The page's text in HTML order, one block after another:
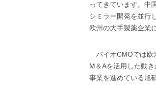
ってきています。中
シミラー開発を並行
欧州の大手製薬企業
バイオCMOでは欧
M＆Aを活用した動
事業を進めている旭